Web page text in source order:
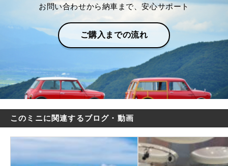
お問い合わせから納車まで、安心サポート
ご購入までの流れ
このミニに関連するブログ・動画